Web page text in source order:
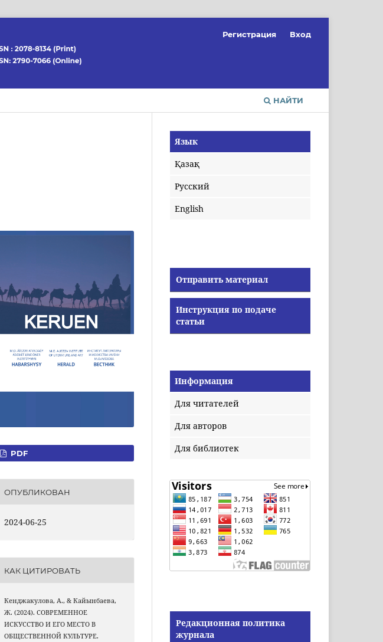
НАЙТИ
Регистрация Вход
PDF
ОПУБЛИКОВАН
2024-06-25
КАК ЦИТИРОВАТЬ
Кенджакулова, А., & Кайынбаева,
Ж. (2024). СОВРЕМЕННОЕ
ИСКУССТВО И ЕГО МЕСТО В
ОБЩЕСТВЕННОЙ КУЛЬТУРЕ.
Язык
Қазақ
Русский
English
Отправить материал
Инструкция по подаче
статьи
Информация
Для читателей
Для авторов
Для библиотек
Редакционная политика
журнала